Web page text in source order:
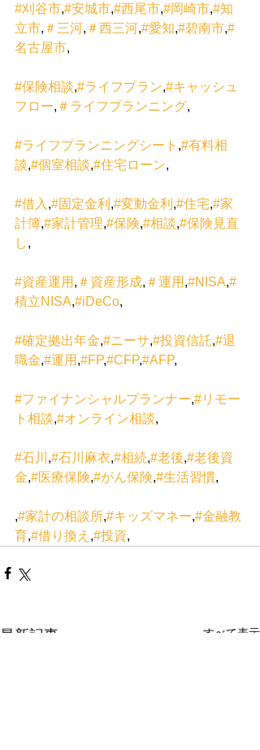
#刈谷市,#安城市,#西尾市,#岡崎市,#知
立市, ＃三河, ＃西三河,#愛知,#碧南市,#
名古屋市,
#保険相談,#ライフプラン,#キャッシュ
フロー, ＃ライフプランニング,
#ライフプランニングシート ,#有料相
談,#個室相談,#住宅ローン,
#借入 ,#固定金利 ,#変動金利 ,#住宅,#家
計簿,#家計管理,#保険,#相談,#保険見直
し,
#資産運用 , ＃資産形成, ＃運用 ,#NISA,#
積立NISA,#iDeCo,
#確定拠出年金,#ニーサ,#投資信託,#退
職金,#運用 ,#FP,#CFP,#AFP,
#ファイナンシャルプランナー,#リモー
ト相談,#オンライン相談,
#石川 ,#石川麻衣,#相続,#老後,#老後資
金,#医療保険,#がん保険,#生活習慣,
,#家計の相談所,#キッズマネー,#金融教
育,#借り換え ,#投資,
最新記事 すべて表示